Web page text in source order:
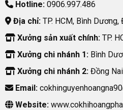
Hotline:0906.997.486
Địa chỉ:TP. HCM, Bình Dương,
Xưởng sản xuất chính:TP.
Xưởng chi nhánh 1:Bình
Xưởng chi nhánh 2:Đồng Nai
Email:
Website: